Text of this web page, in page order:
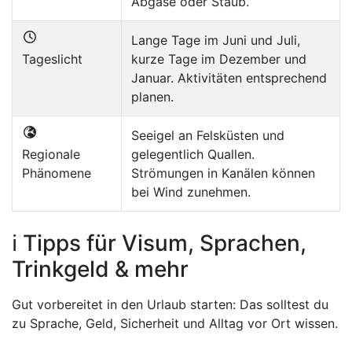
Tageslicht
Lange Tage im Juni und Juli,
kurze Tage im Dezember und
Januar. Aktivitäten entsprechend
planen.
Regionale
Phänomene
Seeigel an Felsküsten und
gelegentlich Quallen.
Strömungen in Kanälen können
bei Wind zunehmen.
ℹ️ Tipps für Visum, Sprachen,
Trinkgeld & mehr
Gut vorbereitet in den Urlaub starten: Das solltest du
zu Sprache, Geld, Sicherheit und Alltag vor Ort wissen.